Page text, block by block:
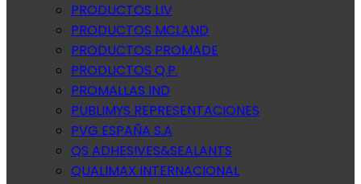
PRODUCTOS LIV
PRODUCTOS MCLAND
PRODUCTOS PROMADE
PRODUCTOS Q.P.
PROMALLAS IND
PUBLIMYS REPRESENTACIONES
PVG ESPAÑA S.A
QS ADHESIVES&SEALANTS
QUALIMAX INTERNACIONAL